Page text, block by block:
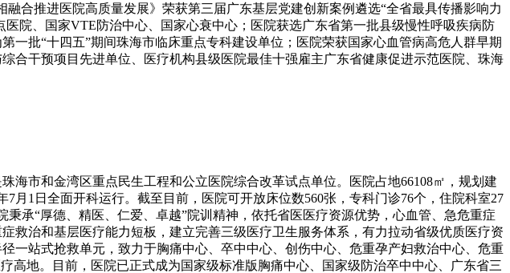
合推进医院高质量发展》荣获第三届广东基层党建创新案例遴选“全省最具传播影响力
院、国家VTE防治中心、国家心衰中心；医院获选广东省第一批县级慢性呼吸疾病防
批“十四五”期间珠海市临床重点专科建设单位；医院荣获国家心血管病高危人群早期
合干预项目先进单位、医疗机构县级医院最佳十强雇主广东省健康促进示范医院、珠海
市和金湾区重点民生工程和公立医院综合改革试点单位。医院占地66108㎡，规划建
月1日全面开科运行。截至目前，医院可开放床位数560张，专科门诊76个，住院科室27
承“厚德、精医、仁爱、卓越”院训精神，依托省医医疗资源优势，心血管、急危重症
救治和基层医疗能力短板，建立完善三级医疗卫生服务体系，有力拉动省级优质医疗资
一站式抢救单元，致力于胸痛中心、卒中中心、创伤中心、危重孕产妇救治中心、危重
高地。目前，医院已正式成为国家级标准版胸痛中心、国家级防治卒中中心、广东省三